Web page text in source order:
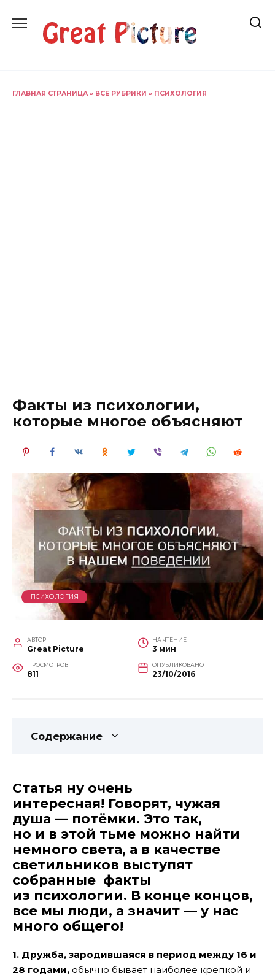
содержанию
ГЛАВНАЯ СТРАНИЦА » ВСЕ РУБРИКИ » ПСИХОЛОГИЯ
Факты из психологии,
которые многое объясняют
ПСИХОЛОГИЯ
АВТОР
Great Picture
НА ЧТЕНИЕ
3 мин
ПРОСМОТРОВ
811
ОПУБЛИКОВАНО
23/10/2016
Содержание
Статья ну очень
интересная! Говорят, чужая
душа — потёмки. Это так,
но и в этой тьме можно найти
немного света, а в качестве
светильников выступят
собранные факты
из психологии. В конце концов,
все мы люди, а значит — у нас
много общего!
1. Дружба, зародившаяся в период между 16 и
28 годами, обычно бывает наиболее крепкой и